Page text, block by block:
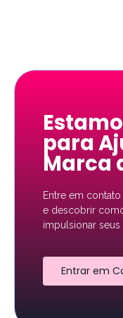
para
Marca
Entre em
e descobrir
impulsionar seus
Entrar em